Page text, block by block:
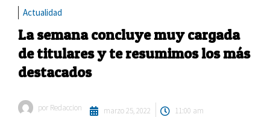
Actualidad
La semana concluye muy cargada
de titulares y te resumimos los más
destacados
por Redaccion marzo 25, 2022 11:00 am